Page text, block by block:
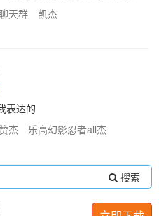
天群 凯杰
表达的
赞杰 乐高幻影忍者all杰
搜索